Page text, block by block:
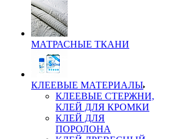
МАТРАСНЫЕ ТКАНИ
КЛЕЕВЫЕ МАТЕРИАЛЫ
КЛЕЕВЫЕ СТЕРЖНИ,
КЛЕЙ ДЛЯ КРОМКИ
КЛЕЙ ДЛЯ
ПОРОЛОНА